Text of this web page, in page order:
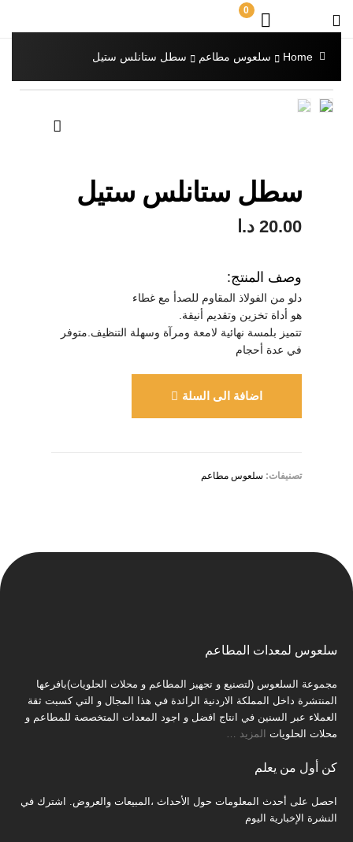
0
Home سلعوس مطاعم سطل ستانلس ستيل
سطل ستانلس ستيل
20.00 د.ا
وصف المنتج:
دلو من الفولاذ المقاوم للصدأ مع غطاء
هو أداة تخزين وتقديم أنيقة.
تتميز بلمسة نهائية لامعة ومرآة وسهلة التنظيف.متوفر
في عدة أحجام
اضافة الى السلة
تصنيفات: سلعوس مطاعم
سلعوس لمعدات المطاعم
مجموعة السلعوس (لتصنيع و تجهيز المطاعم و محلات الحلويات)بافرعها
المنتشرة داخل المملكة الاردنية الرائدة في هذا المجال و التي كسبت ثقة
العملاء عبر السنين في انتاج افضل و اجود المعدات المتخصصة للمطاعم و
محلات الحلويات المزيد
كن أول من يعلم
احصل على أحدث المعلومات حول الأحداث ،المبيعات والعروض. اشترك في
النشرة الإخبارية اليوم